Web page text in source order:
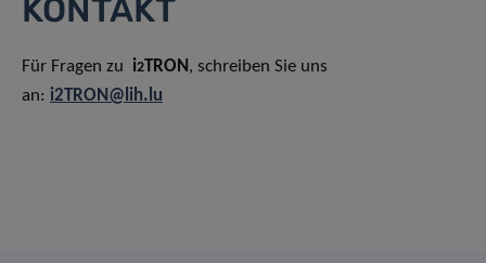
KONTAKT
Für Fragen zu i2TRON, schreiben Sie uns
an: i2TRON@lih.lu